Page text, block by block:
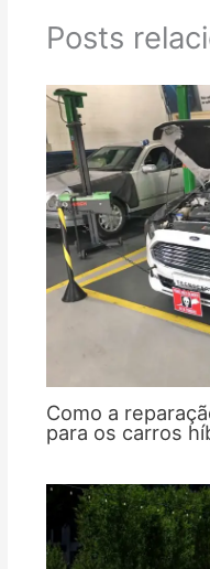
Posts
Como a
para os carros